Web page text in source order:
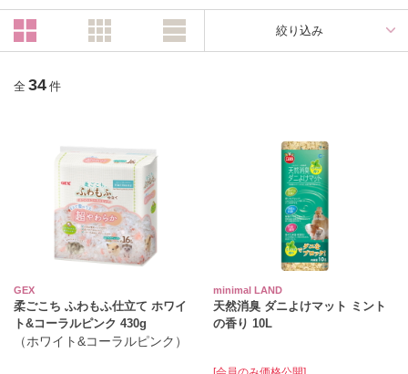
絞り込み
全 34 件
GEX
柔ごこち ふわもふ仕立て ホワイ
ト&コーラルピンク 430g
（ホワイト&コーラルピンク）
minimal LAND
天然消臭 ダニよけマット ミント
の香り 10L